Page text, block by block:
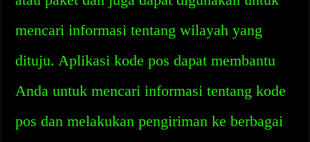
mencari informasi tentang wilayah yang
dituju. Aplikasi kode pos dapat membantu
Anda untuk mencari informasi tentang kode
pos dan melakukan pengiriman ke berbagai